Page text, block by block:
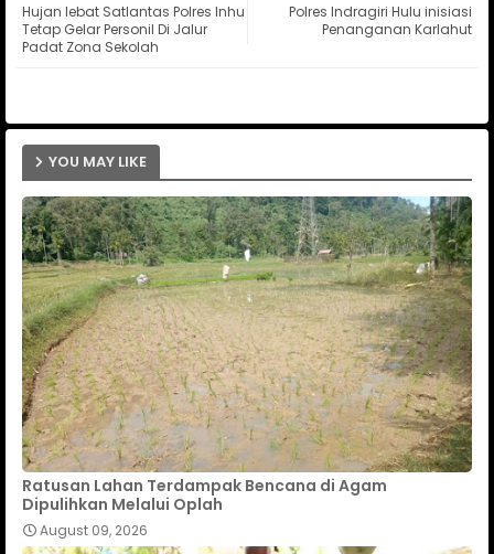
ter ats
Polres Indragiri Hulu inisiasi
Penanganan Karlahut
Hujan lebat Satlantas Polres Inhu
Tetap Gelar Personil Di Jalur
Padat Zona Sekolah
YOU MAY LIKE
Ratusan Lahan Terdampak Bencana di Agam
Dipulihkan Melalui Oplah
August 09, 2026